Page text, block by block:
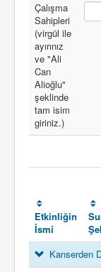
Çalışma
Sahipleri
(virgül ile
ayırınız
ve "Ali
Can
Alioğlu"
şeklinde
tam isim
giriniz.)
Etkinliğin
İsmi
Kanserden